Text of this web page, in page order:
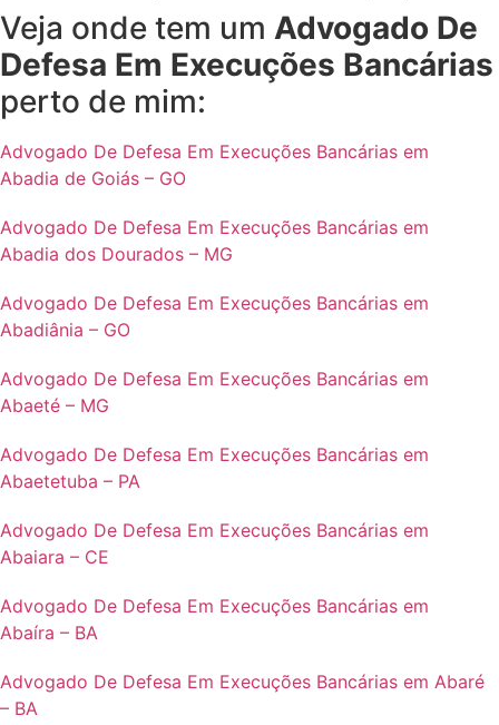
Veja onde tem um Advogado De
Defesa Em Execuções Bancárias
perto de mim:
Advogado De Defesa Em Execuções Bancárias em
Abadia de Goiás – GO
Advogado De Defesa Em Execuções Bancárias em
Abadia dos Dourados – MG
Advogado De Defesa Em Execuções Bancárias em
Abadiânia – GO
Advogado De Defesa Em Execuções Bancárias em
Abaeté – MG
Advogado De Defesa Em Execuções Bancárias em
Abaetetuba – PA
Advogado De Defesa Em Execuções Bancárias em
Abaiara – CE
Advogado De Defesa Em Execuções Bancárias em
Abaíra – BA
Advogado De Defesa Em Execuções Bancárias em Abaré
– BA